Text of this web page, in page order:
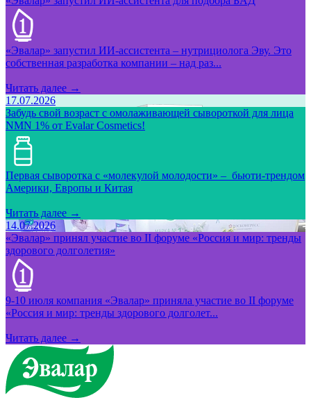
«Эвалар» запустил ИИ-ассистента – нутрициолога Эву. Это
собственная разработка компании – над раз...
Читать далее →
17.07.2026
Забудь свой возраст с омолаживающей сывороткой для лица
NMN 1% от Evalar Cosmetics!
Первая сыворотка с «молекулой молодости» – бьюти-трендом
Америки, Европы и Китая
Читать далее →
14.07.2026
«Эвалар» принял участие во II форуме «Россия и мир: тренды
здорового долголетия»
9-10 июля компания «Эвалар» приняла участие во II форуме
«Россия и мир: тренды здорового долголет...
Читать далее →